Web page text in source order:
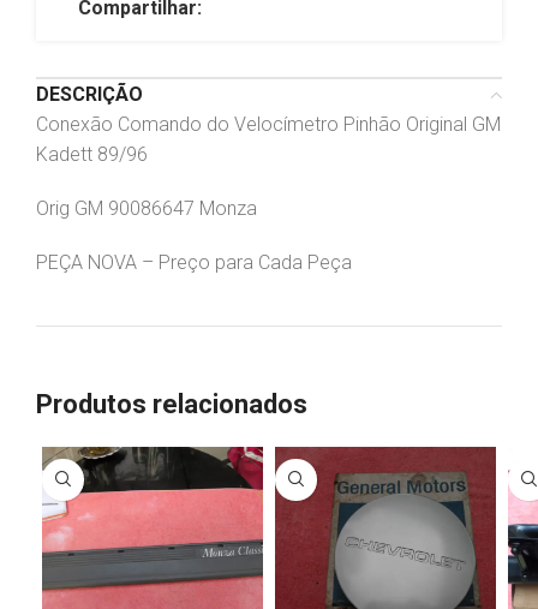
Compartilhar:
DESCRIÇÃO
Conexão Comando do Velocímetro Pinhão Original GM
Kadett 89/96
Orig GM 90086647 Monza
PEÇA NOVA – Preço para Cada Peça
Produtos relacionados